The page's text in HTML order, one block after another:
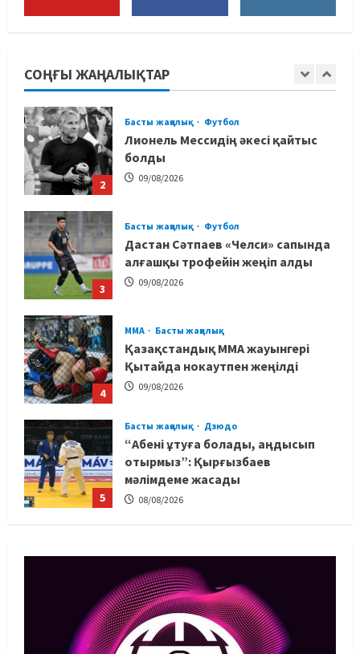
СОҢҒЫ ЖАҢАЛЫҚТАР
1
Басты жаңалық Дзюдо
09/08/2026
2
Басты жаңалық Футбол
Лионель Мессидің әкесі қайтыс
болды
09/08/2026
3
Басты жаңалық Футбол
Дастан Сәтпаев «Челси» сапында
алғашқы трофейін жеңіп алды
09/08/2026
4
MMA Басты жаңалық
Қазақстандық MMA жауынгері
Қытайда нокаутпен жеңілді
09/08/2026
5
Басты жаңалық Дзюдо
“Абені ұтуға болады, аңдысып
отырмыз”: Қырғызбаев
мәлімдеме жасады
08/08/2026
1
Елдос пен Такеока: Алматы
татамиінде әлем чемпиондары
09/08/2026
Басты жаңалық Футбол